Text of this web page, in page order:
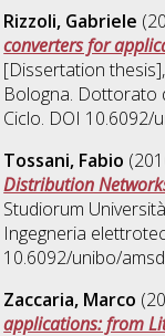
Rizzoli, Gabriele
converters for
[Dissertation
Bologna. Dottorato
Ciclo. DOI
Tossani, Fabio
Distribution
Studiorum
Ingegneria
10.6092/unibo/
Zaccaria, Marco
applications: from